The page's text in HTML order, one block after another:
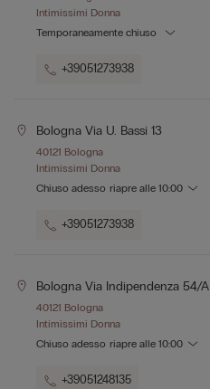
Intimissimi Donna
Temporaneamente chiuso
+39051273938
Bologna Via U. Bassi 13
40121 Bologna
Intimissimi Donna
Chiuso adesso riapre alle 10:00
+39051273938
Bologna Via Indipendenza 54/a
40121 Bologna
Intimissimi Donna
Chiuso adesso riapre alle 10:00
+39051248135